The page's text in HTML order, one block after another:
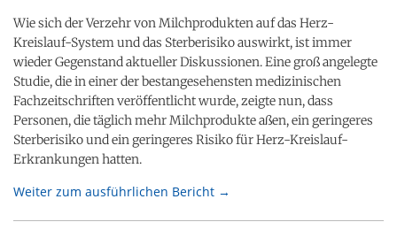
Wie sich der Verzehr von Milchprodukten auf das Herz-
Kreislauf-System und das Sterberisiko auswirkt, ist immer
wieder Gegenstand aktueller Diskussionen. Eine groß angelegte
Studie, die in einer der bestangesehensten medizinischen
Fachzeitschriften veröffentlicht wurde, zeigte nun, dass
Personen, die täglich mehr Milchprodukte aßen, ein geringeres
Sterberisiko und ein geringeres Risiko für Herz-Kreislauf-
Erkrankungen hatten.
Weiter zum ausführlichen Bericht →